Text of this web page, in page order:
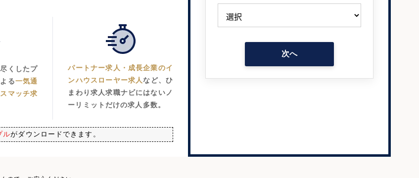
くしたプ
る一気通
マッチ求
パートナー求人・成長企業のイ
ンハウスローヤー求人 など、ひ
まわり求人求職ナビにはないノ
ーリミットだけの求人多数。
ルがダウンロードできます。
次へ